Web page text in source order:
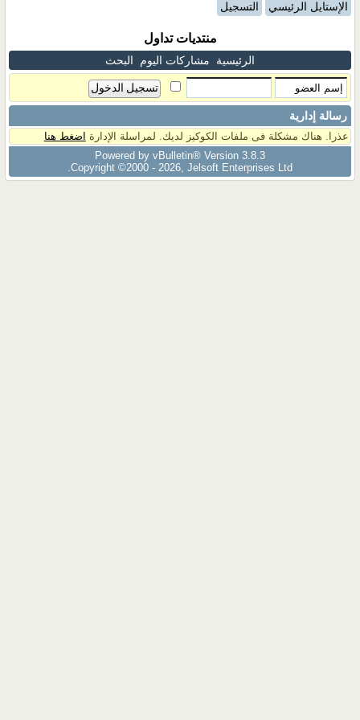
الإستايل الرئيسي التسجيل
منتديات تداول
الرئيسية مشاركات اليوم البحث
رسالة إدارية
عذرا. هناك مشكلة فى ملفات الكوكيز لديك. لمراسلة الإدارة اضغط هنا
Powered by vBulletin® Version 3.8.3
Copyright ©2000 - 2026, Jelsoft Enterprises Ltd.